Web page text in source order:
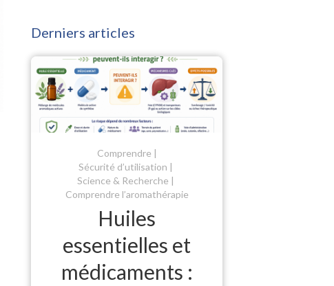
Derniers articles
Comprendre
Sécurité d’utilisation
Science & Recherche
Comprendre l’aromathérapie
Huiles
essentielles et
médicaments :